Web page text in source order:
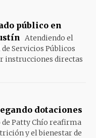
público en
Atendiendo el
Servicios Públicos
directas
dotaciones
de Patty Chío reafirma
y el bienestar de